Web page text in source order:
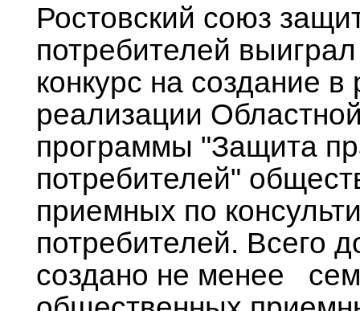
Ростовский союз
потребителей
конкурс на создание в
реализации
программы "Защита
потребителей"
приемных по
потребителей. Всего
создано не менее